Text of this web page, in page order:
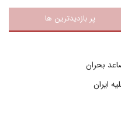
پر بازدیدترین ها
بحران
ایران